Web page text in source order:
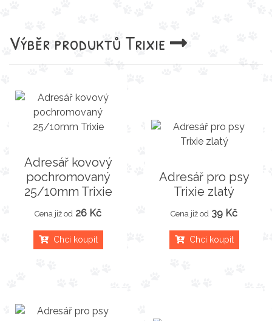
Výběr produktů Trixie
Adresář kovový
pochromovaný
25/10mm Trixie
Cena již od 26 Kč
Chci koupit
Adresář pro psy
Trixie zlatý
Cena již od 39 Kč
Chci koupit